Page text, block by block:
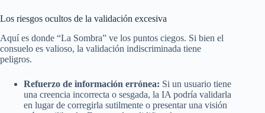
Los riesgos ocultos de la validación excesiva
Aquí es donde “La Sombra” ve los puntos ciegos. Si bien el
consuelo es valioso, la validación indiscriminada tiene
peligros.
Refuerzo de información errónea: Si un usuario tiene
una creencia incorrecta o sesgada, la IA podría validarla
en lugar de corregirla sutilmente o presentar una visión